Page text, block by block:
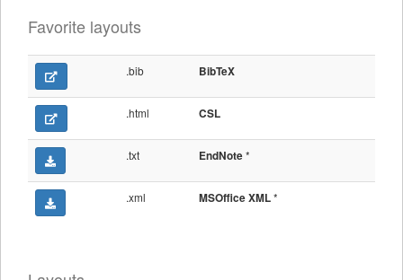
Favorite layouts
.bib BibTeX
.html CSL
.txt EndNote*
.xml MSOffice XML*